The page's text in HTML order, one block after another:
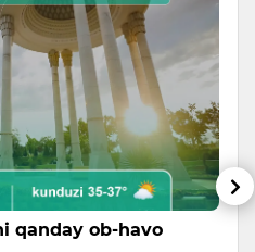
qanday ob-havo